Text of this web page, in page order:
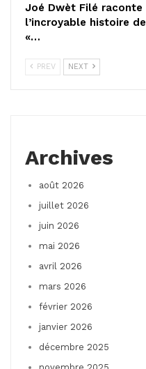
Joé Dwèt Filé raconte
l’incroyable histoire de
«…
PREV NEXT
Archives
août 2026
juillet 2026
juin 2026
mai 2026
avril 2026
mars 2026
février 2026
janvier 2026
décembre 2025